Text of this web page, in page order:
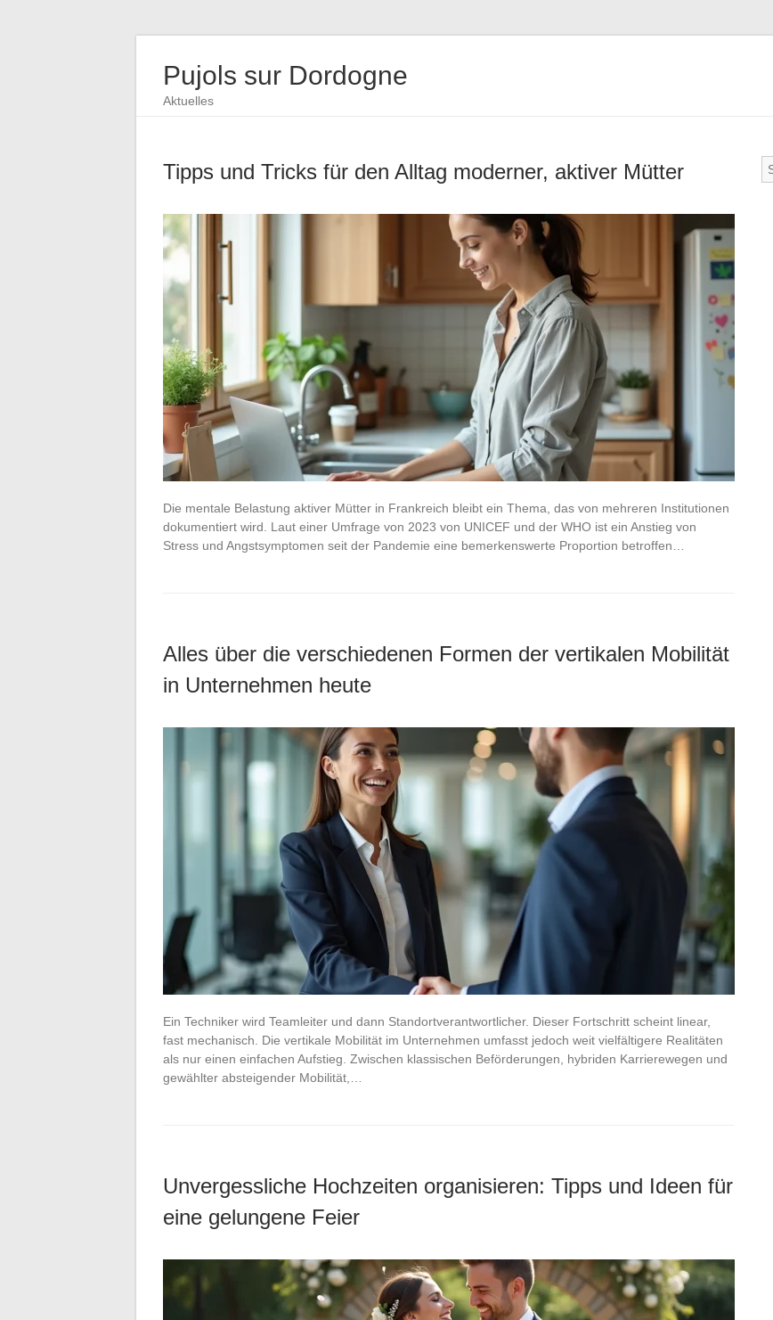
Pujols sur Dordogne
Aktuelles
Tipps und Tricks für den Alltag moderner, aktiver Mütter
Die mentale Belastung aktiver Mütter in Frankreich bleibt ein Thema, das von mehreren Institutionen
dokumentiert wird. Laut einer Umfrage von 2023 von UNICEF und der WHO ist ein Anstieg von
Stress und Angstsymptomen seit der Pandemie eine bemerkenswerte Proportion betroffen…
Alles über die verschiedenen Formen der vertikalen Mobilität
in Unternehmen heute
Ein Techniker wird Teamleiter und dann Standortverantwortlicher. Dieser Fortschritt scheint linear,
fast mechanisch. Die vertikale Mobilität im Unternehmen umfasst jedoch weit vielfältigere Realitäten
als nur einen einfachen Aufstieg. Zwischen klassischen Beförderungen, hybriden Karrierewegen und
gewählter absteigender Mobilität,…
Unvergessliche Hochzeiten organisieren: Tipps und Ideen für
eine gelungene Feier